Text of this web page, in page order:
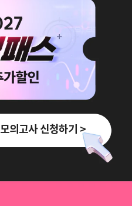
모의고사 신청하기 >